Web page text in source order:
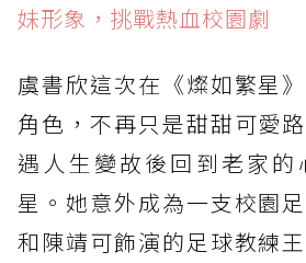
妹形象，挑戰熱血校園劇
虞書欣這次在《燦如繁星
角色，不再只是甜甜可愛
遇人生變故後回到老家的
星。她意外成為一支校園
和陳靖可飾演的足球教練